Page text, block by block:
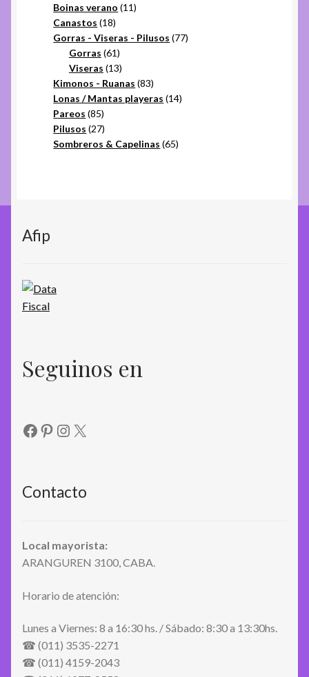
productos
Boinas verano 1111
Canastos 1818
productos
Gorras - Viseras - Pilusos 7777
Gorras 6161
productos
Viseras 1313
productos
Kimonos - Ruanas 8383
productos
Lonas / Mantas playeras 1414
Pareos 8585
productos
Pilusos 2727
productos
Sombreros & Capelinas 6565
Afip
Seguinos en
Facebook
Pinterest
Instagram
X
Contacto
Local mayorista:
ARANGUREN 3100, CABA.
Horario de atención:
Lunes a Viernes: 8 a 16:30 hs. / Sábado: 8:30 a 13:30hs.
☎ (011) 3535-2271
☎ (011) 4159-2043